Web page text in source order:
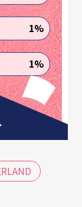
缺口。
致命的關
在童話想像
本意或許希
經驗的距
等等，其實
、意念性
的演出也彷
1%
1%